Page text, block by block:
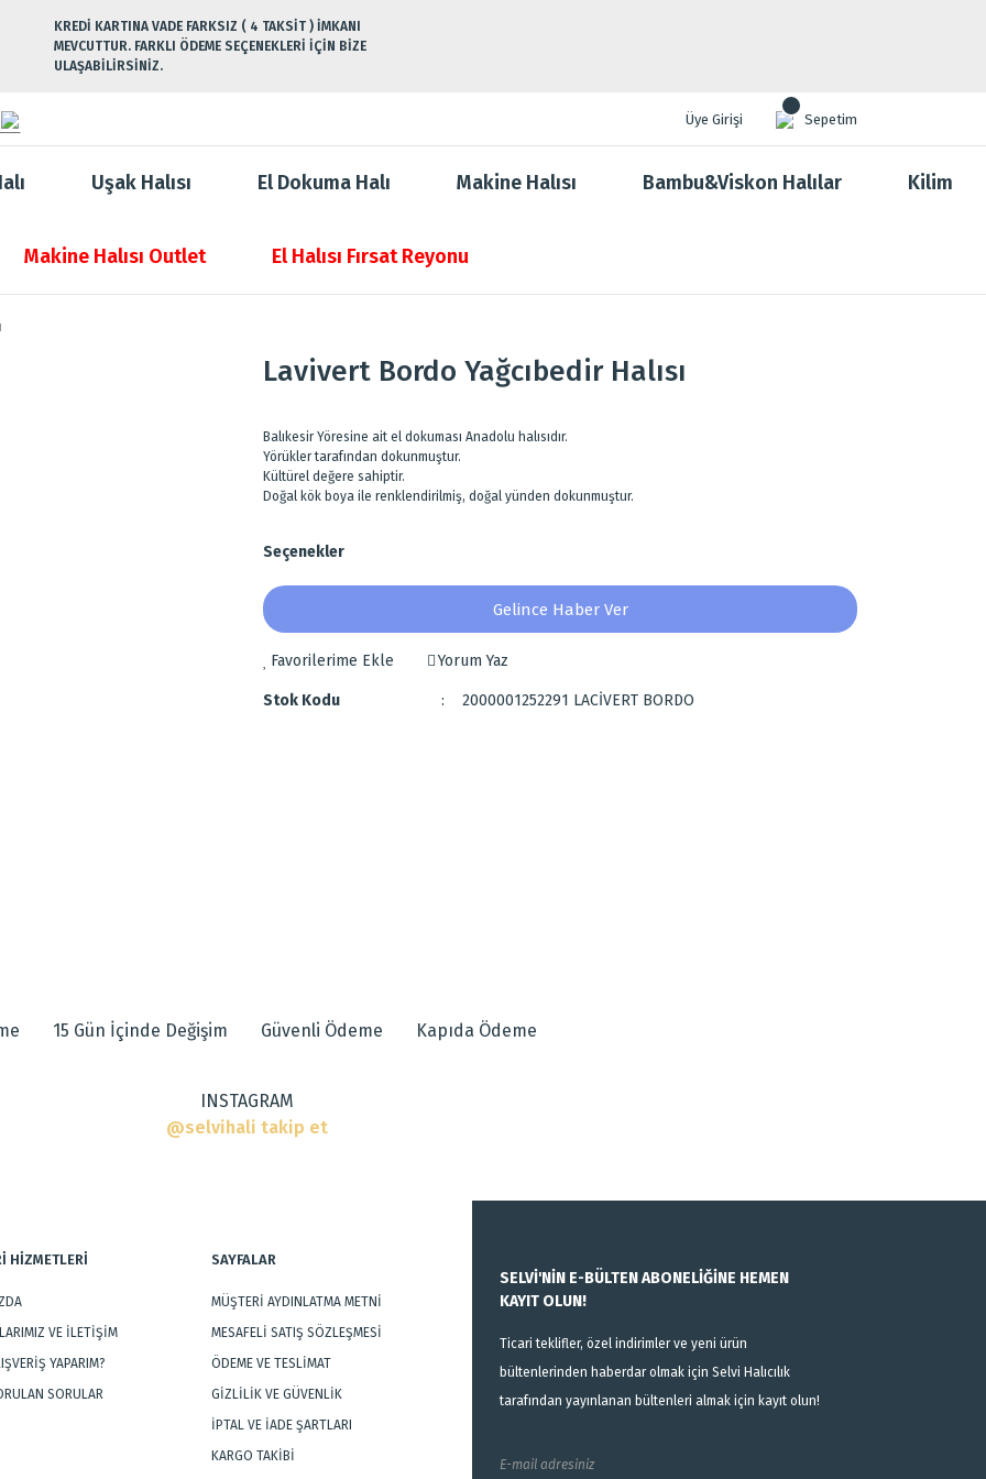
KREDİ KARTINA VADE FARKSIZ ( 4 TAKSİT ) İMKANI
MEVCUTTUR. FARKLI ÖDEME SEÇENEKLERİ İÇİN BİZE
ULAŞABİLİRSİNİZ.
Üye Girişi Sepetim
Uşak Halısı El Dokuma Halı Makine Halısı Bambu&Viskon Halılar Kilim
Makine Halısı Outlet El Halısı Fırsat Reyonu
Lavivert Bordo Yağcıbedir Halısı
Balıkesir Yöresine ait el dokuması Anadolu halısıdır.
Yörükler tarafından dokunmuştur.
Kültürel değere sahiptir.
Doğal kök boya ile renklendirilmiş, doğal yünden dokunmuştur.
Seçenekler
Gelince Haber Ver
Yorum Yaz
Stok Kodu 2000001252291 LACİVERT BORDO
Gönder
15 Gün İçinde Değişim Güvenli Ödeme Kapıda Ödeme
INSTAGRAM
@selvihali takip et
HİZMETLERİ
VE İLETİŞİM
YAPARIM?
SORULAR
SAYFALAR
MÜŞTERİ AYDINLATMA METNİ
MESAFELİ SATIŞ SÖZLEŞMESİ
ÖDEME VE TESLİMAT
GİZLİLİK VE GÜVENLİK
İPTAL VE İADE ŞARTLARI
KARGO TAKİBİ
SELVİ'NİN E-BÜLTEN ABONELİĞİNE HEMEN
KAYIT OLUN!
Ticari teklifler, özel indirimler ve yeni ürün
bültenlerinden haberdar olmak için Selvi Halıcılık
tarafından yayınlanan bültenleri almak için kayıt olun!